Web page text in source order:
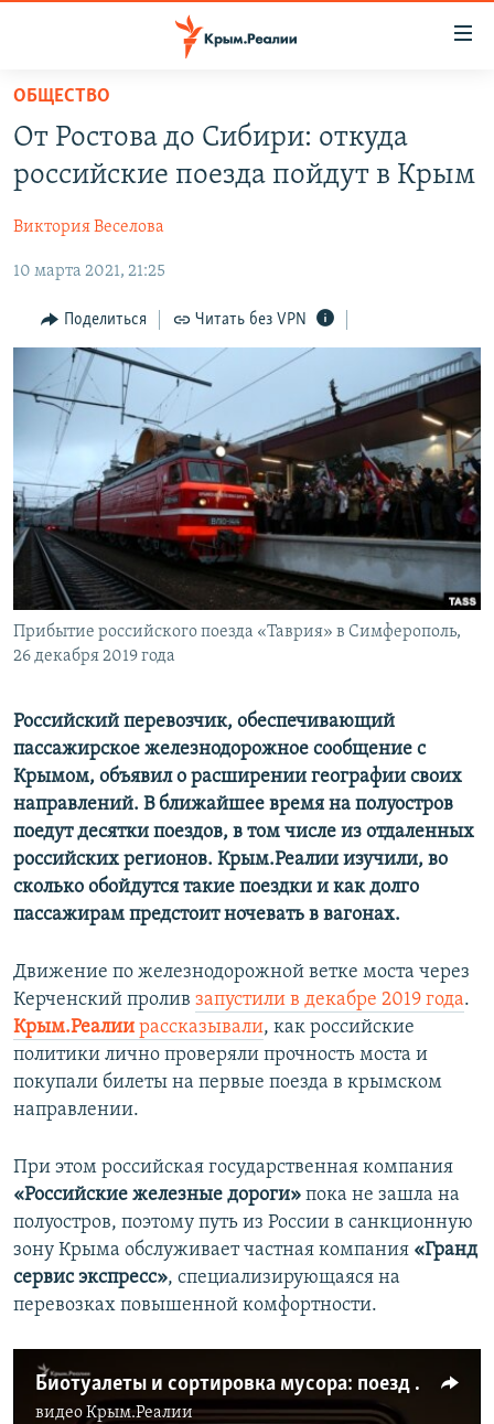
Вернуться
основному
содержанию
Вернутся
навигации
Вернутся
КАРТА ВОЕННЫХ ОБЪЕКТОВ КРЫМА
11 ЛЕТ ОККУПАЦИИ КРЫМА. 11 ИСТОРИЙ СОПРОТИВЛЕНИЯ
ВОДА
ИСТОРИЯ
ЕЩЕ
ИНТЕРАКТИВ
ИНФОГРАФИКА
ТЕЛЕПРОЕКТ КРЫМ.РЕАЛИИ
СОВЕТЫ ПРАВОЗАЩИТНИКОВ
ПРОПАВШИЕ БЕЗ ВЕСТИ
ПОБЕДИТЕЛЕЙ НЕ СУДЯТ?
КРЫМ.НЕПОКОРЕННЫЙ
ELIFBE
УКРАИНСКАЯ ПРОБЛЕМА КРЫМА
РАДІО СВОБОДА
КАК ОБОЙТИ БЛОКИРОВКУ
Українською
Qırımtatar
ПРИСОЕДИНЯЙТЕСЬ!
Все сайты RFE/RL
ОБЩЕСТВО
От Ростова до Сибири: откуда
российские поезда пойдут в Крым
Виктория Веселова
10 марта 2021, 21:25
Поделиться Читать без VPN
Прибытие российского поезда «Таврия» в Симферополь,
26 декабря 2019 года
Российский перевозчик, обеспечивающий
пассажирское железнодорожное сообщение с
Крымом, объявил о расширении географии своих
направлений. В ближайшее время на полуостров
поедут десятки поездов, в том числе из отдаленных
российских регионов. Крым.Реалии изучили, во
сколько обойдутся такие поездки и как долго
пассажирам предстоит ночевать в вагонах.
Движение по железнодорожной ветке моста через
Керченский пролив запустили в декабре 2019 года.
Крым.Реалии рассказывали, как российские
политики лично проверяли прочность моста и
покупали билеты на первые поезда в крымском
направлении.
При этом российская государственная компания
«Российские железные дороги» пока не зашла на
полуостров, поэтому путь из России в санкционную
зону Крыма обслуживает частная компания «Гранд
сервис экспресс», специализирующаяся на
перевозках повышенной комфортности.
Биотуалеты и сортировка мусора: поезд «Москва – Симферополь» изнутри (видео)
видеоКрым.Реалии